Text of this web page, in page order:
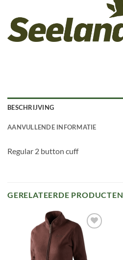
BESCHRIJVING
AANVULLENDE INFORMATIE
Regular 2 button cuff
GERELATEERDE PRODUCTEN
Toevoegen
aan
verlanglijst